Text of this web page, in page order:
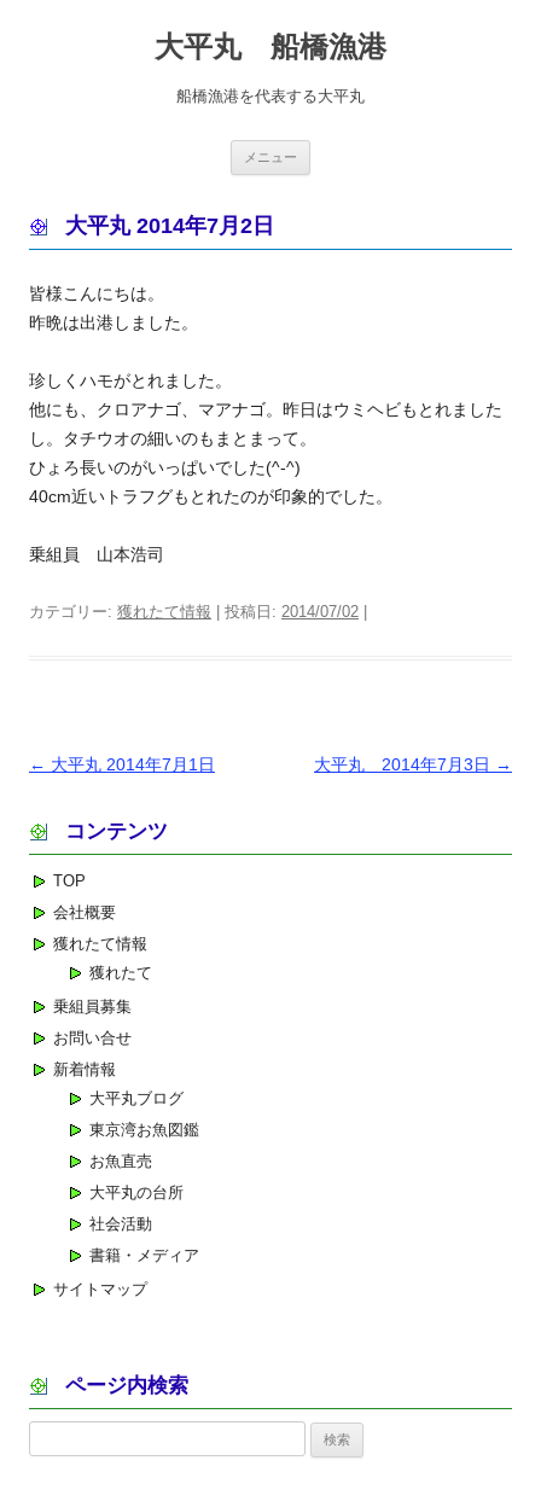
大平丸 船橋漁港
船橋漁港を代表する大平丸
メニュー
大平丸 2014年7月2日
皆様こんにちは。
昨晩は出港しました。
珍しくハモがとれました。
他にも、クロアナゴ、マアナゴ。昨日はウミヘビもとれました
し。タチウオの細いのもまとまって。
ひょろ長いのがいっぱいでした(^-^)
40cm近いトラフグもとれたのが印象的でした。
乗組員 山本浩司
カテゴリー: 獲れたて情報 | 投稿日: 2014/07/02
投
ナ
ョ
ン
← 大平丸 2014年7月1日 大平丸 2014年7月3日 →
コンテンツ
TOP
会社概要
獲れたて情報
獲れたて
乗組員募集
お問い合せ
新着情報
大平丸ブログ
東京湾お魚図鑑
お魚直売
大平丸の台所
社会活動
書籍・メディア
サイトマップ
ページ内検索